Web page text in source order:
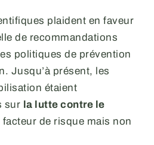
plaident en faveur
de recommandations
politiques de prévention
Jusqu’à présent, les
étaient
sur la lutte contre le
de risque mais non